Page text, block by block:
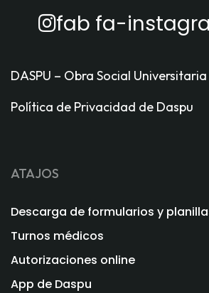
fab fa-
DASPU – Obra Social Universitaria
Política de Privacidad de Daspu
ATAJOS
Descarga de formularios y
Turnos médicos
Autorizaciones online
App de Daspu